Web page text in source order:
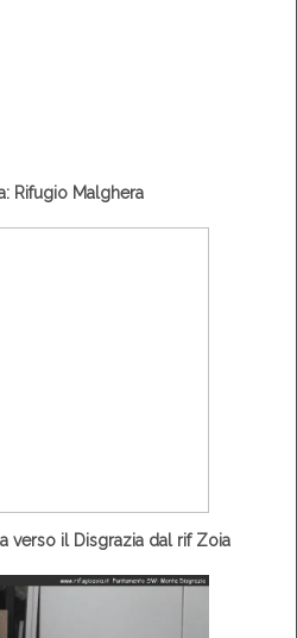
Rifugio Malghera
verso il Disgrazia dal rif Zoia